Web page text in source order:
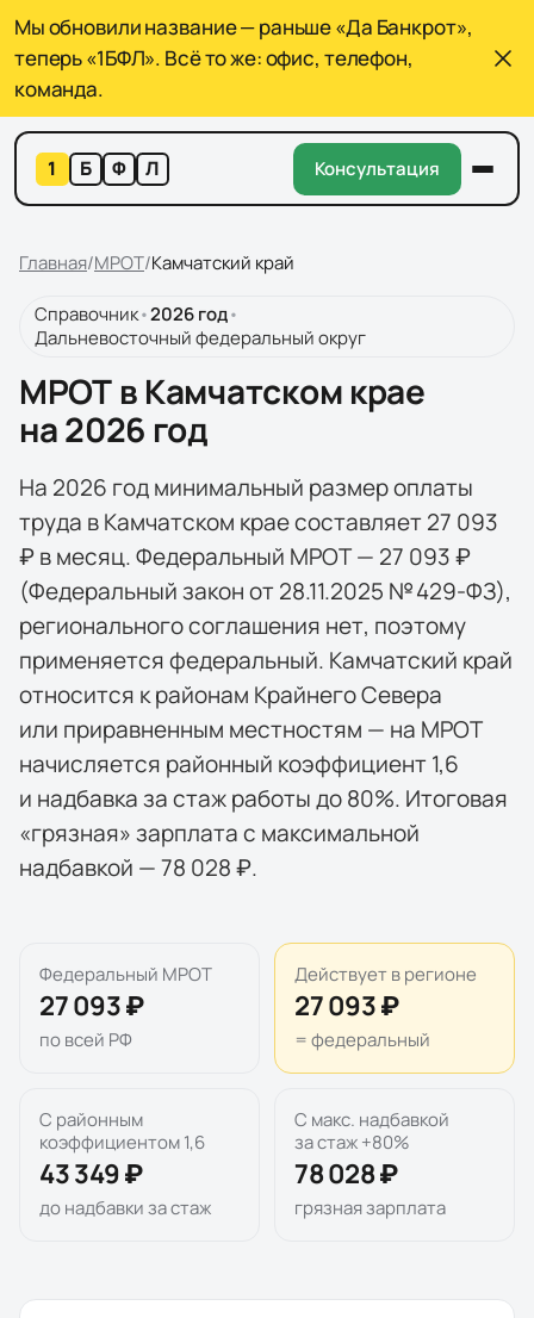
Мы обновили название — раньше «Да Банкрот»,
теперь «1БФЛ». Всё то же: офис, телефон,
команда.
1 Б Ф Л Консультация
Главная/МРОТ/Камчатский край
Справочник•2026год•
Дальневосточный федеральный округ
МРОТ в Камчатском крае
на 2026 год
На 2026 год минимальный размер оплаты
труда в Камчатском крае составляет 27 093
₽ в месяц. Федеральный МРОТ — 27 093 ₽
(Федеральный закон от 28.11.2025 № 429-ФЗ),
регионального соглашения нет, поэтому
применяется федеральный. Камчатский край
относится к районам Крайнего Севера
или приравненным местностям — на МРОТ
начисляется районный коэффициент 1,6
и надбавка за стаж работы до 80%. Итоговая
«грязная» зарплата с максимальной
надбавкой — 78 028 ₽.
Федеральный МРОТ
27 093 ₽
по всей РФ
Действует в регионе
27 093 ₽
= федеральный
С районным
коэффициентом 1,6
43 349 ₽
до надбавки за стаж
С макс. надбавкой
за стаж +80%
78 028 ₽
грязная зарплата